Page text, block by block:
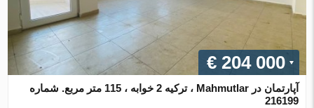
€ 204 000
آپارتمان در Mahmutlar ، ترکیه 2 خوابه ، 115 متر مربع. شماره
216199